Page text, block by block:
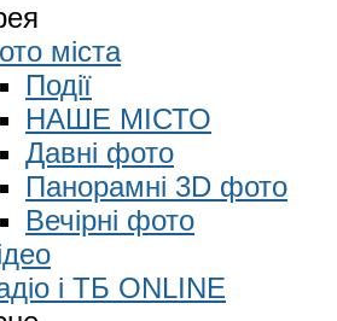
міста
Події
НАШЕ МІСТО
Давні фото
Панорамні 3D фото
Вечірні фото
і ТБ ONLINE